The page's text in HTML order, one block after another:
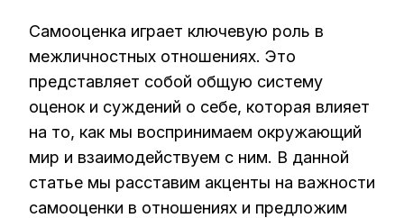
Самооценка играет ключевую роль в
межличностных отношениях. Это
представляет собой общую систему
оценок и суждений о себе, которая влияет
на то, как мы воспринимаем окружающий
мир и взаимодействуем с ним. В данной
статье мы расставим акценты на важности
самооценки в отношениях и предложим